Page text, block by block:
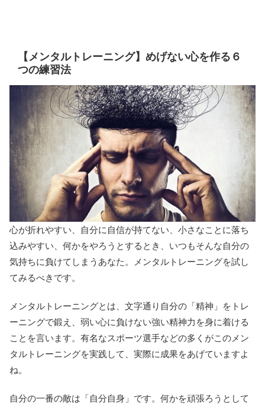
【メンタルトレーニング】めげない心を作る６
つの練習法
心が折れやすい、自分に自信が持てない、小さなことに落ち
込みやすい、何かをやろうとするとき、いつもそんな自分の
気持ちに負けてしまうあなた。メンタルトレーニングを試し
てみるべきです。
メンタルトレーニングとは、文字通り自分の「精神」をトレ
ーニングで鍛え、弱い心に負けない強い精神力を身に着ける
ことを言います。有名なスポーツ選手などの多くがこのメン
タルトレーニングを実践して、実際に成果をあげていますよ
ね。
自分の一番の敵は「自分自身」です。何かを頑張ろうとして